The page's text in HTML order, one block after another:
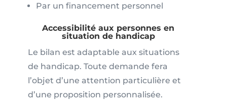
Par un financement personnel
Accessibilité aux personnes en
situation de handicap
Le bilan est adaptable aux situations
de handicap. Toute demande fera
l’objet d’une attention particulière et
d’une proposition personnalisée.